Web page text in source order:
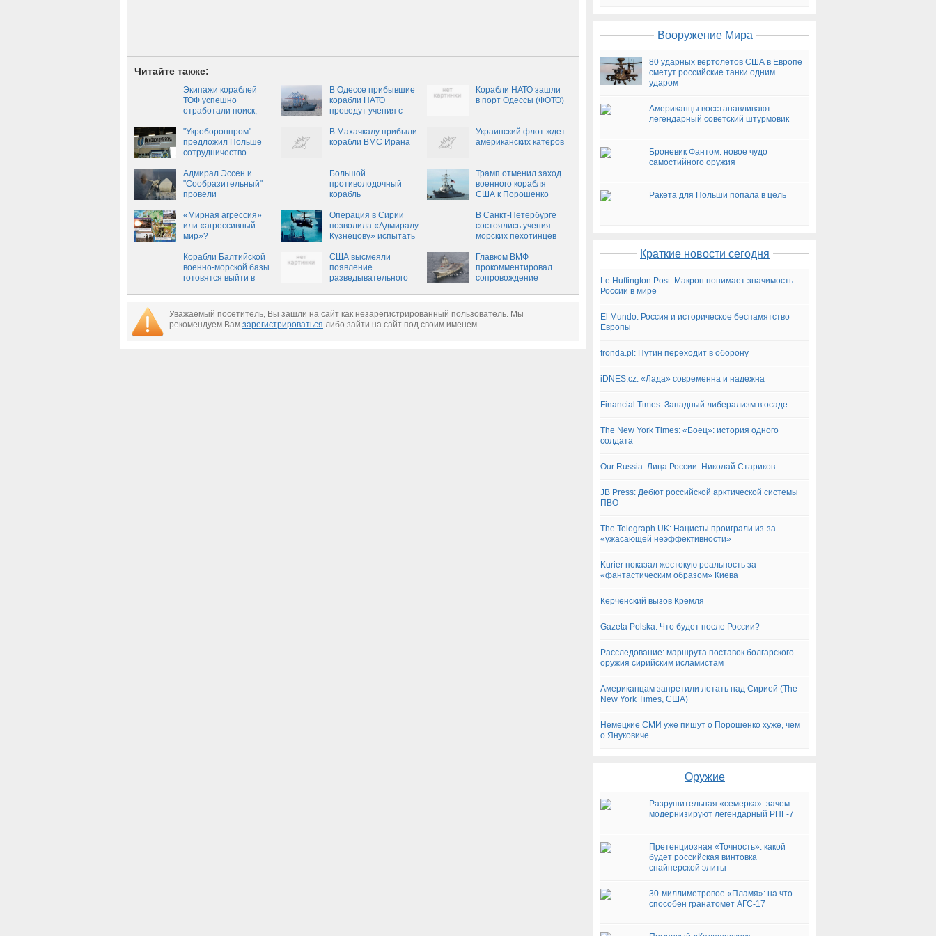
Читайте также:
Экипажи кораблей
ТОФ успешно
отработали поиск,
уничтожение
подводной лодки
условного противника
В Одессе прибывшие
корабли НАТО
проведут учения с
Корабли НАТО зашли
в порт Одессы (ФОТО)
"Укроборонпром"
предложил Польше
сотрудничество
В Махачкалу прибыли
корабли ВМС Ирана
Украинский флот ждет
американских катеров
Адмирал Эссен и
"Сообразительный"
провели
стрельбы
Большой
противолодочный
корабль
завершил деловой
заход в порт Виктория
в Индийском океане
Трамп отменил заход
военного корабля
США к Порошенко
«Мирная агрессия»
или «агрессивный
мир»?
Операция в Сирии
позволила «Адмиралу
Кузнецову» испытать
В Санкт-Петербурге
состоялись учения
морских пехотинцев
захваченного судна
Корабли Балтийской
военно-морской базы
готовятся выйти в
боевых задач
США высмеяли
появление
разведывательного
Главком ВМФ
прокомментировал
сопровождение
Уважаемый посетитель, Вы зашли на сайт как незарегистрированный пользователь. Мы
рекомендуем Вам зарегистрироваться либо зайти на сайт под своим именем.
Вооружение Мира
80 ударных вертолетов США в Европе
сметут российские танки одним
ударом
Американцы восстанавливают
легендарный советский штурмовик
Броневик Фантом: новое чудо
самостийного оружия
Ракета для Польши попала в цель
Краткие новости сегодня
Le Huffington Post: Макрон понимает значимость
России в мире
El Mundo: Россия и историческое беспамятство
Европы
fronda.pl: Путин переходит в оборону
iDNES.cz: «Лада» современна и надежна
Financial Times: Западный либерализм в осаде
The New York Times: «Боец»: история одного
солдата
Our Russia: Лица России: Николай Стариков
JB Press: Дебют российской арктической системы
ПВО
The Telegraph UK: Нацисты проиграли из-за
«ужасающей неэффективности»
Kurier показал жестокую реальность за
«фантастическим образом» Киева
Керченский вызов Кремля
Gazeta Polska: Что будет после России?
Расследование: маршрута поставок болгарского
оружия сирийским исламистам
Американцам запретили летать над Сирией (The
New York Times, США)
Немецкие СМИ уже пишут о Порошенко хуже, чем
о Януковиче
Оружие
Разрушительная «семерка»: зачем
модернизируют легендарный РПГ-7
Претенциозная «Точность»: какой
будет российская винтовка
снайперской элиты
30-миллиметровое «Пламя»: на что
способен гранатомет АГС-17